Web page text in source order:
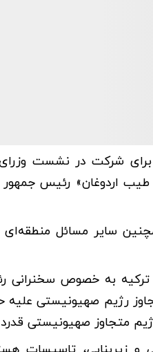
برای شرکت در نشست
اردوغان» رئیس جمهور
سایر مسائل منطقه‌ای
ترکیه به خصوص سخنرانی
رژیم صهیونیستی
متجاوز صهیونیستی